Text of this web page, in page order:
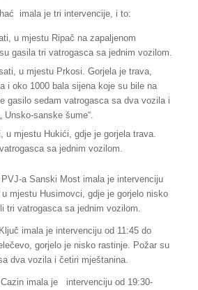
imala je tri intervencije, i to:
u mjestu Ripač na zapaljenom
gasila tri vatrogasca sa jednim vozilom.
u mjestu Prkosi. Gorjela je trava,
i oko 1000 bala sijena koje su bile na
gasilo sedam vatrogasca sa dva vozila i
Unsko-sanske šume“.
u mjestu Hukići, gdje je gorjela trava.
sa jednim vozilom.
PVJ-a Sanski Most imala je intervenciju
mjestu Husimovci, gdje je gorjelo nisko
tri vatrogasca sa jednim vozilom.
imala je intervenciju od 11:45 do
gorjelo je nisko rastinje. Požar su
dva vozila i četiri mještanina.
imala je intervenciju od 19:30-